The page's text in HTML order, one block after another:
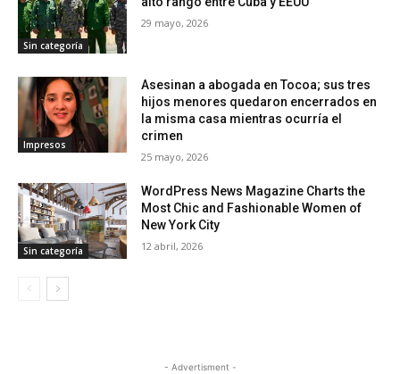
Sin categoría
29 mayo, 2026
Impresos
Asesinan a abogada en Tocoa; sus tres
hijos menores quedaron encerrados en
la misma casa mientras ocurría el
crimen
25 mayo, 2026
Sin categoría
WordPress News Magazine Charts the
Most Chic and Fashionable Women of
New York City
12 abril, 2026
- Advertisment -